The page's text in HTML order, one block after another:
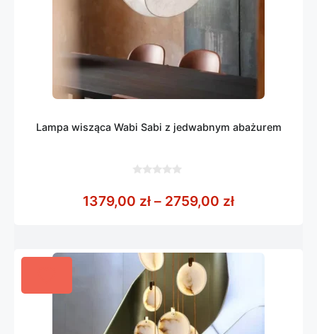
Lampa wisząca Wabi Sabi z jedwabnym abażurem
5
1379,00 zł – 2759,00 złZakres cen: